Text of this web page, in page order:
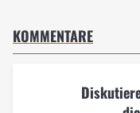
KOMMENTARE